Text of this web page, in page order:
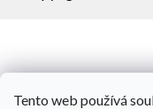
Tento web používá